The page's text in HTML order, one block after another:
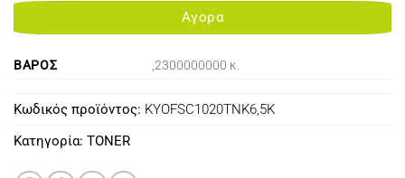
Αγορα
ΒΆΡΟΣ ,2300000000 κ.
Κωδικός προϊόντος: KYOFSC1020TNK6,5K
Κατηγορία: TONER